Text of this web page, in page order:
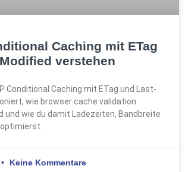
Caching mit ETag
verstehen
Conditional Caching mit ETag und Last-
wie browser cache validation
und wie du damit Ladezeiten, Bandbreite
Keine Kommentare